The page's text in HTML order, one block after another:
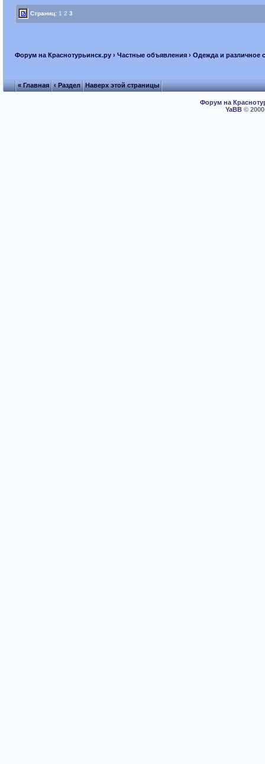
Страниц: 1 2 3
Форум на Краснотурьинск.ру› Частные объявления› Одежда и различное
« Главная ‹ Раздел Наверх этой страницы
Форум на
YaBB©